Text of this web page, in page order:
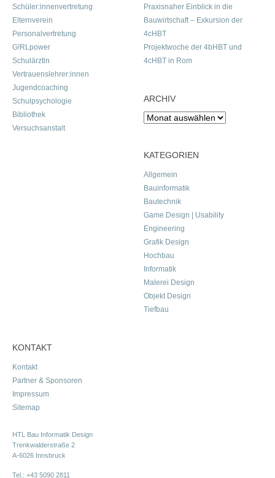
Schüler:innenvertretung
Elternverein
Personalvertretung
G!RLpower
Schulärztin
Vertrauenslehrer:innen
Jugendcoaching
Schulpsychologie
Bibliothek
Versuchsanstalt
Praxisnaher Einblick in die
Bauwirtschaft – Exkursion der
4cHBT
Projektwoche der 4bHBT und
4cHBT in Rom
ARCHIV
Archiv
KATEGORIEN
Allgemein
Bauinformatik
Bautechnik
Game Design | Usability
Engineering
Grafik Design
Hochbau
Informatik
Malerei Design
Objekt Design
Tiefbau
KONTAKT
Kontakt
Partner & Sponsoren
Impressum
Sitemap
HTL Bau Informatik Design
Trenkwalderstraße 2
A-6026 Innsbruck
Tel.: +43 5090 2811